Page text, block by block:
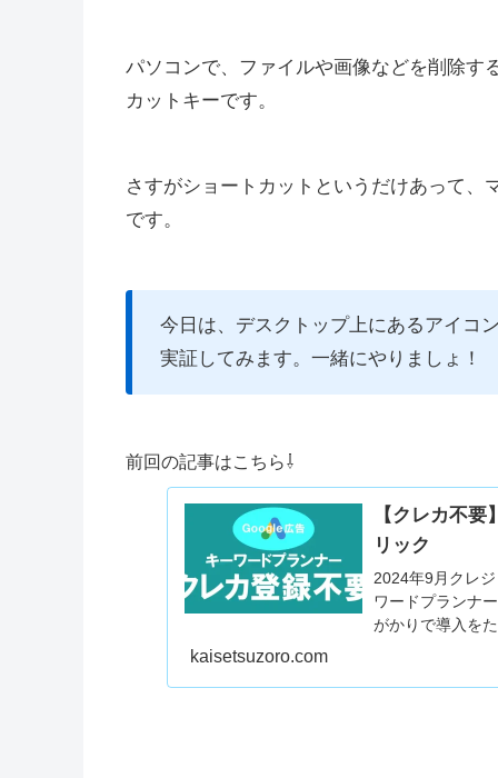
パソコンで、ファイルや画像などを削除す
カットキーです。
さすがショートカットというだけあって、
です。
今日は、デスクトップ上にあるアイコ
実証してみます。一緒にやりましょ！
前回の記事はこちら⇩
【クレカ不
リック
2024年9月クレ
ワードプランナ
がかりで導入を
kaisetsuzoro.com